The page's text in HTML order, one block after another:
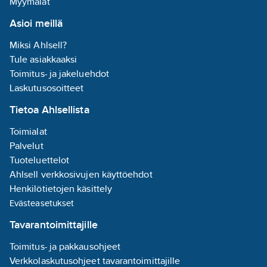
ergonomisesti
muotoiltu
runsaan huuhtelun.
Cederrothin
silmänhuuhtelupullo
235 ml taskukoossa
on helppo pitää
vyökotelossa. On
huolehdittava myös
jatkohuuhtelusta joko
lisäpulloilla tai
kiinteällä suihkulla.
Avataan yhdellä
kädenliikkeellä; kierrä
Sisältö: 235 ml, steriili,
Asioi meillä
Miksi Ahlsell?
Tule asiakkaaksi
Toimitus- ja jakeluehdot
Laskutusosoitteet
Tietoa Ahlsellista
Toimialat
Palvelut
Tuoteluettelot
Ahlsell verkkosivujen käyttöehdot
Henkilötietojen käsittely
Evästeasetukset
Tavarantoimittajille
Toimitus- ja pakkausohjeet
Verkkolaskutusohjeet tavarantoimittajille